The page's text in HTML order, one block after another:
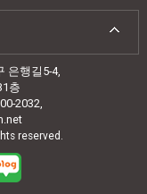
은행길5-4,
층
2032,
reserved.